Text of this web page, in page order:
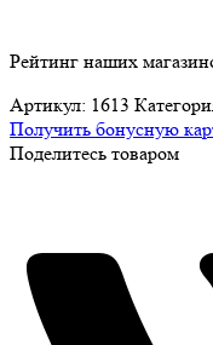
Рейтинг наших
Артикул: 1613
Получить бонусную
Поделитесь товаром